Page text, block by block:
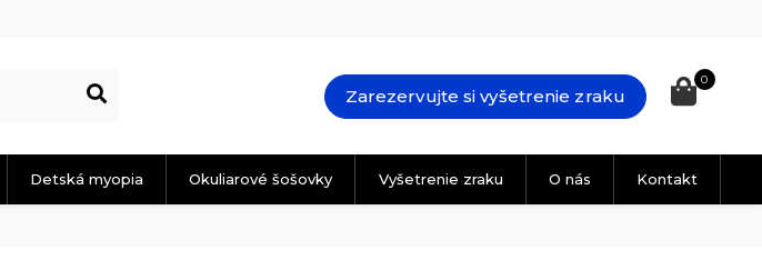
Zarezervujte si vyšetrenie zraku
0
Detská myopia Okuliarové šošovky Vyšetrenie zraku O nás Kontakt